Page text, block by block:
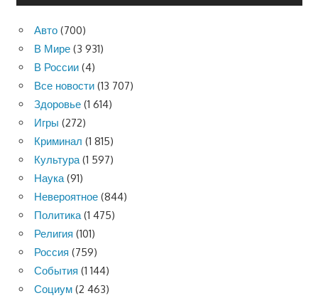
Авто (700)
В Мире (3 931)
В России (4)
Все новости (13 707)
Здоровье (1 614)
Игры (272)
Криминал (1 815)
Культура(1 597)
Наука(91)
Невероятное (844)
Политика(1 475)
Религия (101)
Россия (759)
События (1 144)
Социум (2 463)